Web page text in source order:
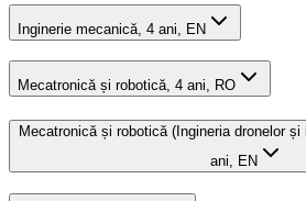
Inginerie mecanică, 4 ani, EN
Mecatronică și robotică, 4 ani, RO
Mecatronică și robotică (Ingineria dronelor
ani, EN